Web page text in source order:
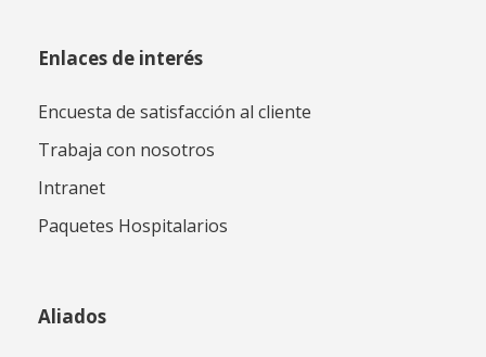
Enlaces de interés
Encuesta de satisfacción al cliente
Trabaja con nosotros
Intranet
Paquetes Hospitalarios
Aliados